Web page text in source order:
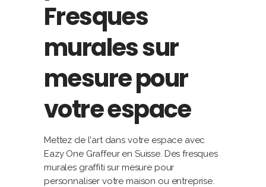
Fresques
murales sur
mesure pour
votre espace
Mettez de l'art dans votre espace avec
Eazy One Graffeur en Suisse. Des fresques
murales graffiti sur mesure pour
personnaliser votre maison ou entreprise.